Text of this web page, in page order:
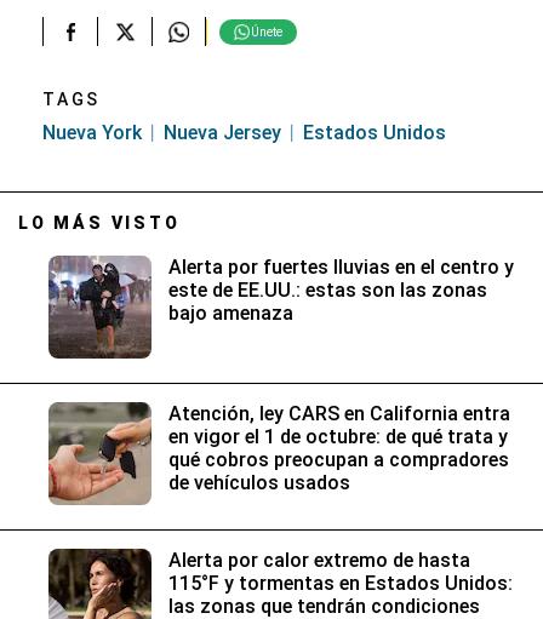
Únete
TAGS
Nueva York Nueva Jersey Estados Unidos
LO MÁS VISTO
Alerta por fuertes lluvias en el centro y
este de EE.UU.: estas son las zonas
bajo amenaza
Atención, ley CARS en California entra
en vigor el 1 de octubre: de qué trata y
qué cobros preocupan a compradores
de vehículos usados
Alerta por calor extremo de hasta
115°F y tormentas en Estados Unidos:
las zonas que tendrán condiciones